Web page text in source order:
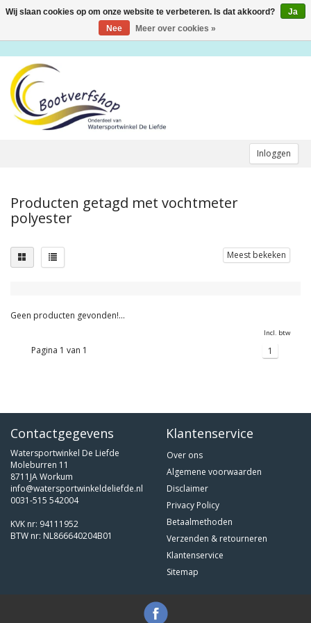
Inloggen
Toggle
Producten getagd met vochtmeter
polyester
Meest bekeken
Geen producten gevonden!...
Incl. btw
Pagina 1 van 1 1
Contactgegevens
Watersportwinkel De Liefde
Moleburren 11
8711JA Workum
info@watersportwinkeldeliefde.nl
0031-515 542004
KVK nr: 94111952
BTW nr: NL866640204B01
Klantenservice
Over ons
Algemene voorwaarden
Disclaimer
Privacy Policy
Betaalmethoden
Verzenden & retourneren
Klantenservice
Sitemap
Wij slaan cookies op om onze website te verbeteren. Is dat akkoord?
Ja
Nee
Meer over cookies »